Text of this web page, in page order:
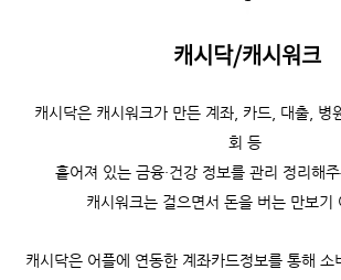
캐시닥/캐시워크
캐시닥은 캐시워크가 만든 계좌, 카드, 대출, 병
회 등
흩어져 있는 금융·건강 정보를 관리 정리해
캐시워크는 걸으면서 돈을 버는 만보기
캐시닥은 어플에 연동한 계좌카드정보를 통해